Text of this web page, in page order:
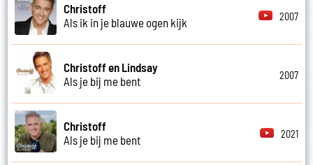
Christoff
Als ik in je blauwe ogen kijk
2007
Christoff en Lindsay
Als je bij me bent
2007
Christoff
Als je bij me bent
2021